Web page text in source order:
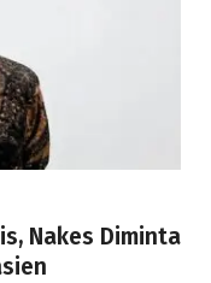
Nakes Diminta